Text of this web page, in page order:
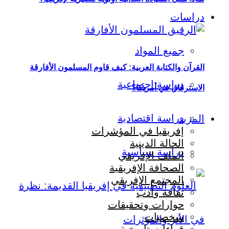
دراسات
جميع المواد
دراسة اجتماعية
دراسة اقتصادية
دراسة سياسية
القرآن والكتابة العربية: كيف قاوم المسلمون الأفارقة
الاسترقاق في أمريكا؟
المزيد
إفريقيا في المؤشرات
الحالة الدينية
الملف الإفريقي
الصحافة الإفريقية
المجتمع الإفريقي
ثقافة وأدب
حوارات وتحقيقات
شخصيات